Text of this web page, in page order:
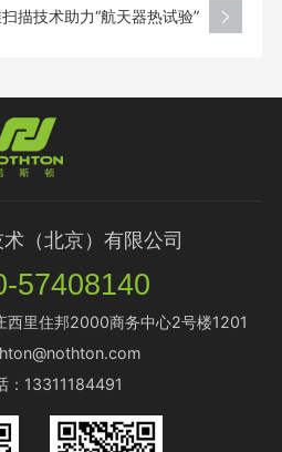
描技术助力“航天器热试验”
（北京）有限公司
57408140
西里住邦2000商务中心2号楼1201
：13311184491